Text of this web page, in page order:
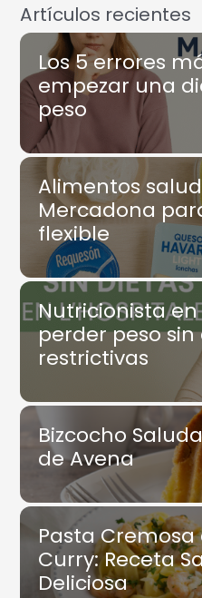
Artículos recientes
Los 5 errores
empezar una
peso
Alimentos
Mercadona
flexible
Nutricionista en
perder peso sin
restrictivas
Bizcocho
de Avena
Pasta
Curry: Receta
Deliciosa